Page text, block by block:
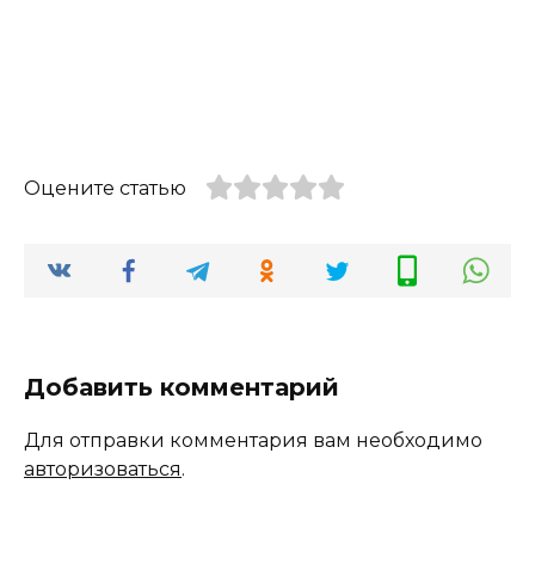
Оцените статью
Добавить комментарий
Для отправки комментария вам необходимо
авторизоваться.